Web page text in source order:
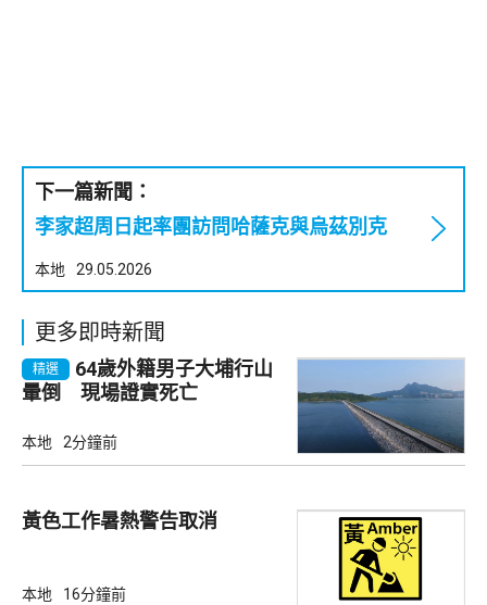
下一篇新聞：
李家超周日起率團訪問哈薩克與烏茲別克
本地 29.05.2026
更多即時新聞
精選
64歲外籍男子大埔行山
暈倒 現場證實死亡
本地 2分鐘前
黃色工作暑熱警告取消
本地 16分鐘前